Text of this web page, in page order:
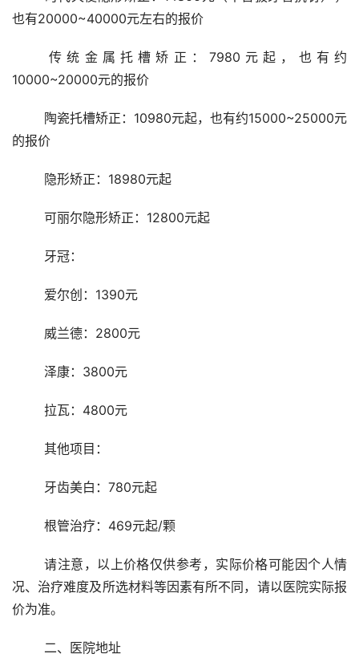
也有20000~40000元左右的报价
	传统金属托槽矫正：7980元起，也有约
10000~20000元的报价
的报价
	隐形矫正：18980元起
	可丽尔隐形矫正：12800元起
	牙冠：
	爱尔创：1390元
	威兰德：2800元
	泽康：3800元
	拉瓦：4800元
	其他项目：
	牙齿美白：780元起
	根管治疗：469元起/颗
	请注意，以上价格仅供参考，实际价格可能因个人情
况、治疗难度及所选材料等因素有所不同，请以医院实际报
价为准。
	二、医院地址